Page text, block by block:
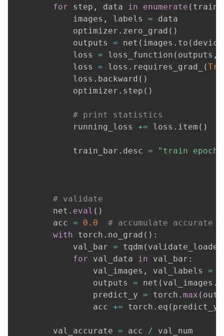
for step , data in enumerate (
            images
, labels = data
            optimizer
. zero_grad ( )
            outputs
= net ( images . to ( device
            loss
= loss_function ( outputs ,
            loss
= loss . requires_grad_ (
            loss
. backward ( )
            optimizer
. step ( )
# print statistics
            running_loss
+= loss . item ( )
            train_bar
. desc =
"train
# validate
        net
. eval ( )
        acc
= 0.0
# accumulate accurate
with torch . no_grad ( ) :
            val_bar
= tqdm ( validate_loader
for val_data in val_bar :
                val_images
, val_labels =
                outputs
= net ( val_images .
                predict_y
= torch . max (
                acc
+= torch . eq ( predict_y
        val_accurate
= acc / val_num